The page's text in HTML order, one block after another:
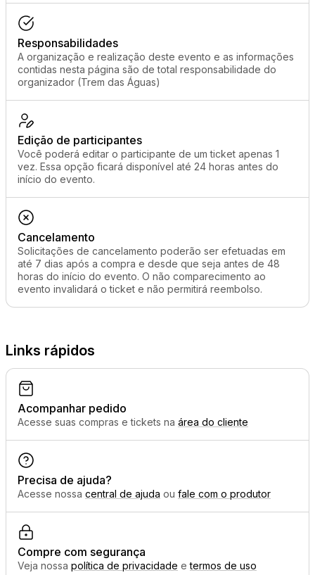
Responsabilidades
A organização e realização deste evento e as informações
contidas nesta página são de total responsabilidade do
organizador (Trem das Águas)
Edição de participantes
Você poderá editar o participante de um ticket apenas 1
vez. Essa opção ficará disponível até 24 horas antes do
início do evento.
Cancelamento
Solicitações de cancelamento poderão ser efetuadas em
até 7 dias após a compra e desde que seja antes de 48
horas do início do evento. O não comparecimento ao
evento invalidará o ticket e não permitirá reembolso.
Links rápidos
Acompanhar pedido
Acesse suas compras e tickets na área do cliente
Precisa de ajuda?
Acesse nossa central de ajuda ou fale com o produtor
Compre com segurança
Veja nossa política de privacidade etermos de uso